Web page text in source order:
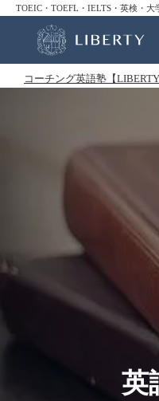
TOEIC・TOEFL・IELTS・英検・
コーチング英語塾【
英